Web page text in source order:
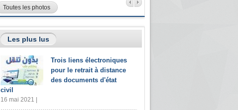
Toutes les photos
Les plus lus
Trois liens électroniques
pour le retrait à distance
des documents d'état
civil
16 mai 2021 |